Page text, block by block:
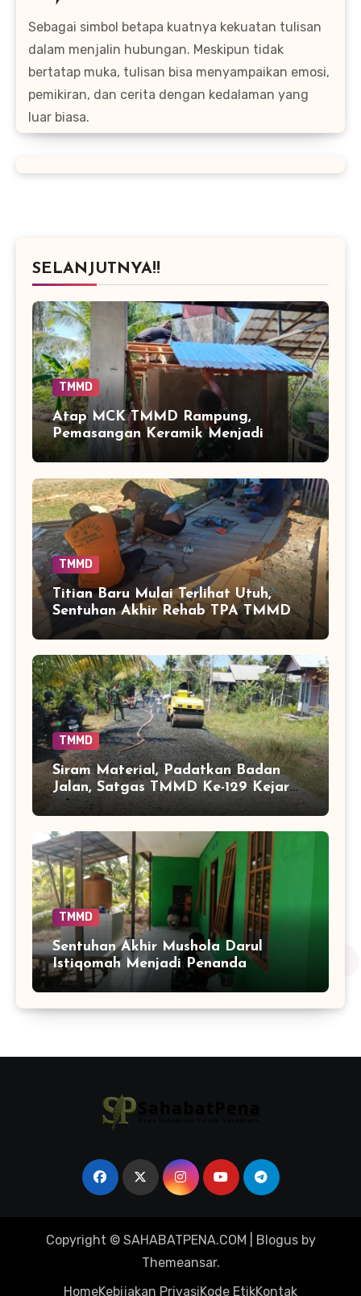
Sebagai simbol betapa kuatnya kekuatan tulisan
dalam menjalin hubungan. Meskipun tidak
bertatap muka, tulisan bisa menyampaikan emosi,
pemikiran, dan cerita dengan kedalaman yang
luar biasa.
SELANJUTNYA!!
TMMD
Atap MCK TMMD Rampung,
Pemasangan Keramik Menjadi
Sentuhan Akhir Fasilitas Sanitasi di
TMMD
Titian Baru Mulai Terlihat Utuh,
Sentuhan Akhir Rehab TPA TMMD
Perkuat Akses Warga di Tamban
Bangun
TMMD
Siram Material, Padatkan Badan
Jalan, Satgas TMMD Ke-129 Kejar
Kualitas Akses Desa Tamban
Bangun
TMMD
Sentuhan Akhir Mushola Darul
Istiqomah Menjadi Penanda
Hadirnya Ruang Ibadah yang Lebih
Layak di Tamban Bangun
Copyright © SAHABATPENA.COM Blogusby
Themeansar.
HomeKebijakan PrivasiKode EtikKontak